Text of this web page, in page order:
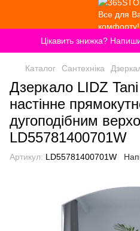
Цікавить знижка?
Каталог Сантехніка
Дзеркало LIDZ
настінне
дугоподібним
LD55781400701W
Артикул: LD55781400701W